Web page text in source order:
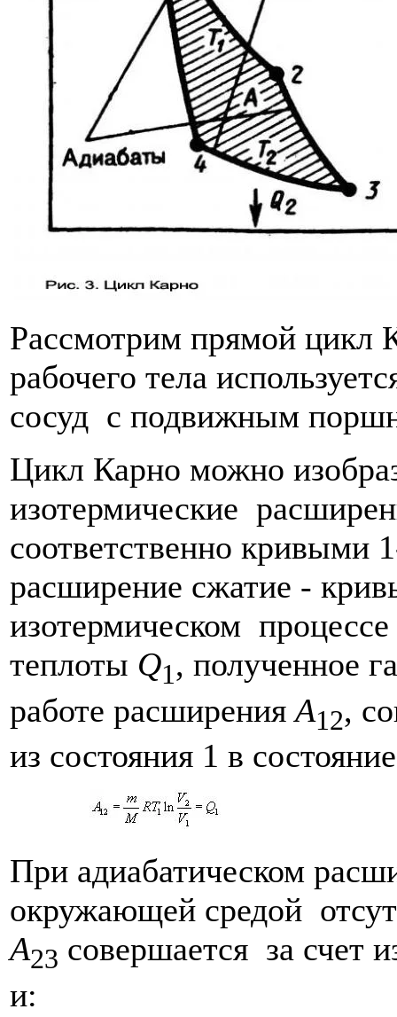
Рассмотрим прямой цикл
рабочего тела
сосуд с подвижным
Цикл Карно можно
изотермические
соответственно кривыми
расширение сжатие -
изотермическом
теплоты Q1, полученное
работе расширенияA12,
из состояния 1 в
При адиабатическом
окружающей средой
A23 совершается за счет
и: